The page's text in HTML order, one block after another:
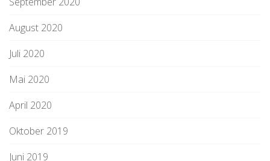
August 2020
Juli 2020
Mai 2020
April 2020
Oktober 2019
Juni 2019